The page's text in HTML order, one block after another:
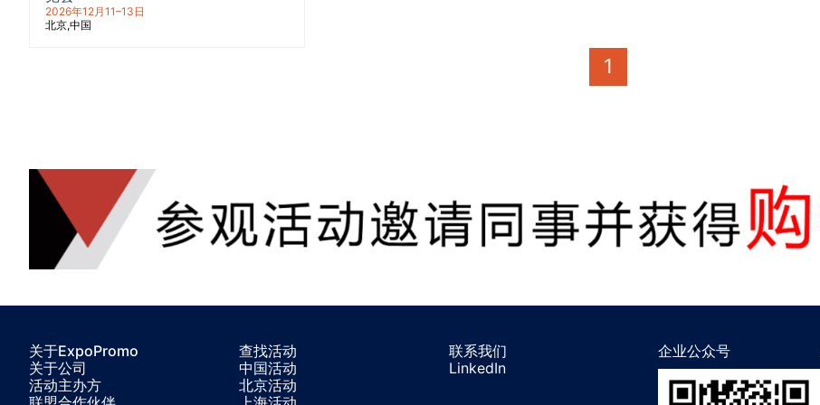
2026年12月11–13日
北京 中国
1
关于ExpoPromo
关于公司
活动主办方
查找活动
中国活动
北京活动
联系我们
LinkedIn
企业公众号